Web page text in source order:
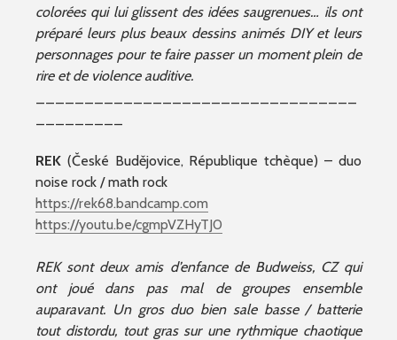
colorées qui lui glissent des idées saugrenues… ils ont
préparé leurs plus beaux dessins animés DIY et leurs
personnages pour te faire passer un moment plein de
rire et de violence auditive.
REK (České Budějovice, République tchèque) – duo
noise rock / math rock
https://rek68.bandcamp.com
https://youtu.be/cgmpVZHyTJ0
REK sont deux amis d’enfance de Budweiss, CZ qui
ont joué dans pas mal de groupes ensemble
auparavant. Un gros duo bien sale basse / batterie
tout distordu, tout gras sur une rythmique chaotique